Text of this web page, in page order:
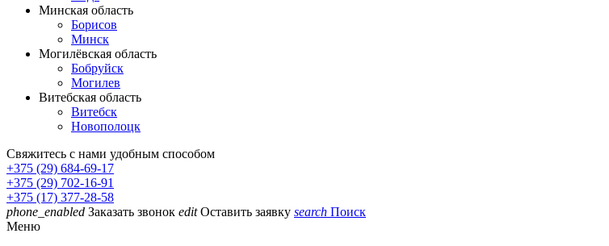
Минская область
Борисов
Минск
Могилёвская область
Бобруйск
Могилев
Витебская область
Витебск
Новополоцк
Свяжитесь с нами удобным способом
+375 (29) 684-69-17
+375 (29) 702-16-91
+375 (17) 377-28-58
phone_enabled Заказать звонок edit Оставить заявку search Поиск
Меню